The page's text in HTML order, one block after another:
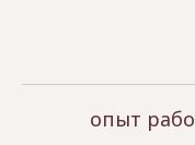
опыт